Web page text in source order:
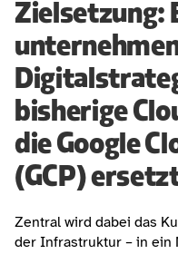
Zielsetzung:
bisherige
die Google
(GCP)
Zentral wird dabei das
der Infrastruktur – in ein